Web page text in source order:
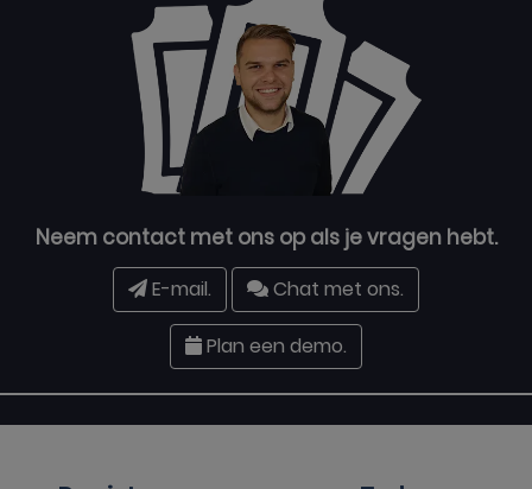
Neem contact met ons op als je vragen hebt.
E-mail. Chat met ons.
Plan een demo.